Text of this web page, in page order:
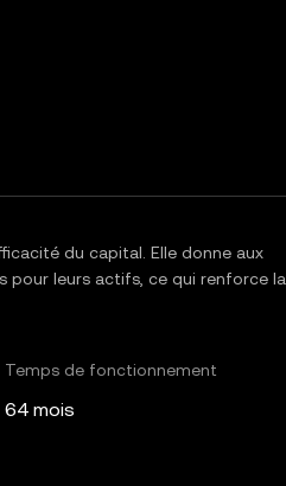
du capital. Elle donne aux
pour leurs actifs, ce qui renforce la
Temps de fonctionnement
64 mois